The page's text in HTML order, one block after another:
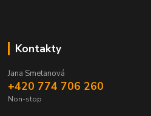
Kontakty
Jana Smetanová
+420 774 706 260
Non-stop